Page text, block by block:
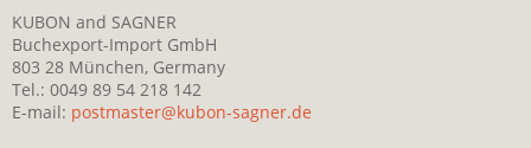
KUBON and SAGNER
Buchexport-Import GmbH
803 28 München, Germany
Tel.: 0049 89 54 218 142
E-mail: postmaster@kubon-sagner.de